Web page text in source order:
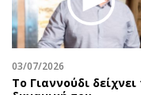
03/07/2026
Το Γιαννούδι δείχνει